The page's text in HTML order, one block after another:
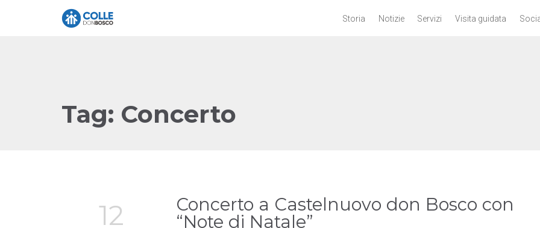
Storia Notizie Servizi Visita guidata
Tag: Concerto
12
Concerto a Castelnuovo don Bosco con
“Note di Natale”